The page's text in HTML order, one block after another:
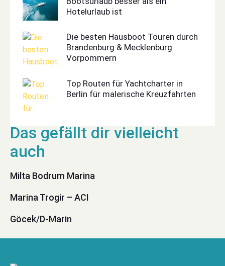
Hotelurlaub ist
Die besten Hausboot Touren durch
Brandenburg & Mecklenburg
Vorpommern
Top Routen für Yachtcharter in
Berlin für malerische Kreuzfahrten
Milta Bodrum Marina
Marina Trogir – ACI
Göcek/D-Marin